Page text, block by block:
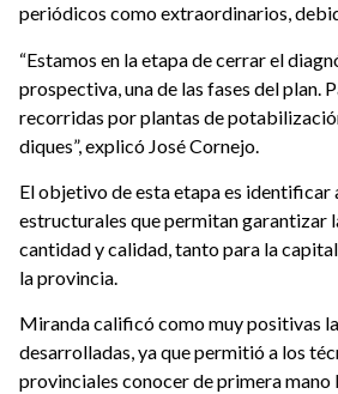
periódicos como extraordinarios,
“Estamos en la etapa de cerrar el
prospectiva, una de las fases del plan.
recorridas por plantas de
diques”, explicó José Cornejo.
El objetivo de esta etapa es identificar
estructurales que permitan garantizar
cantidad y calidad, tanto para la
la provincia.
Miranda calificó como muy positivas
desarrolladas, ya que permitió a los
provinciales conocer de primera mano